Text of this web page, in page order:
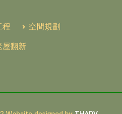
程
空間規劃
屋翻新